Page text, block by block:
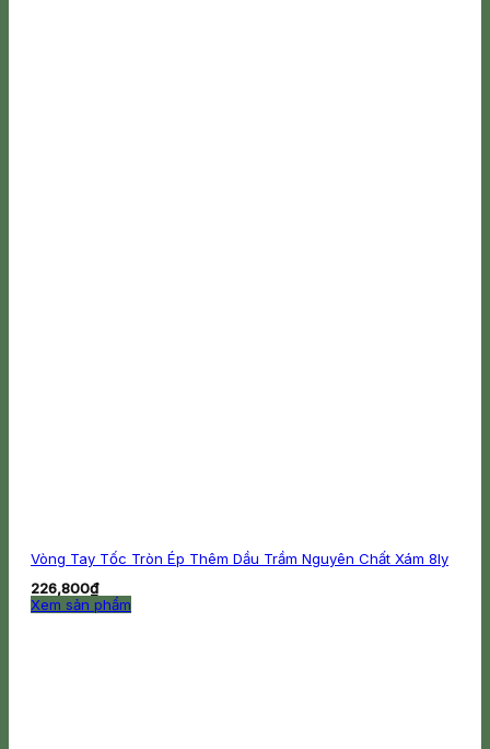
Vòng Tay Tốc Tròn Ép Thêm Dầu Trầm Nguyên Chất Xám 8ly
226,800₫
Xem sản phẩm